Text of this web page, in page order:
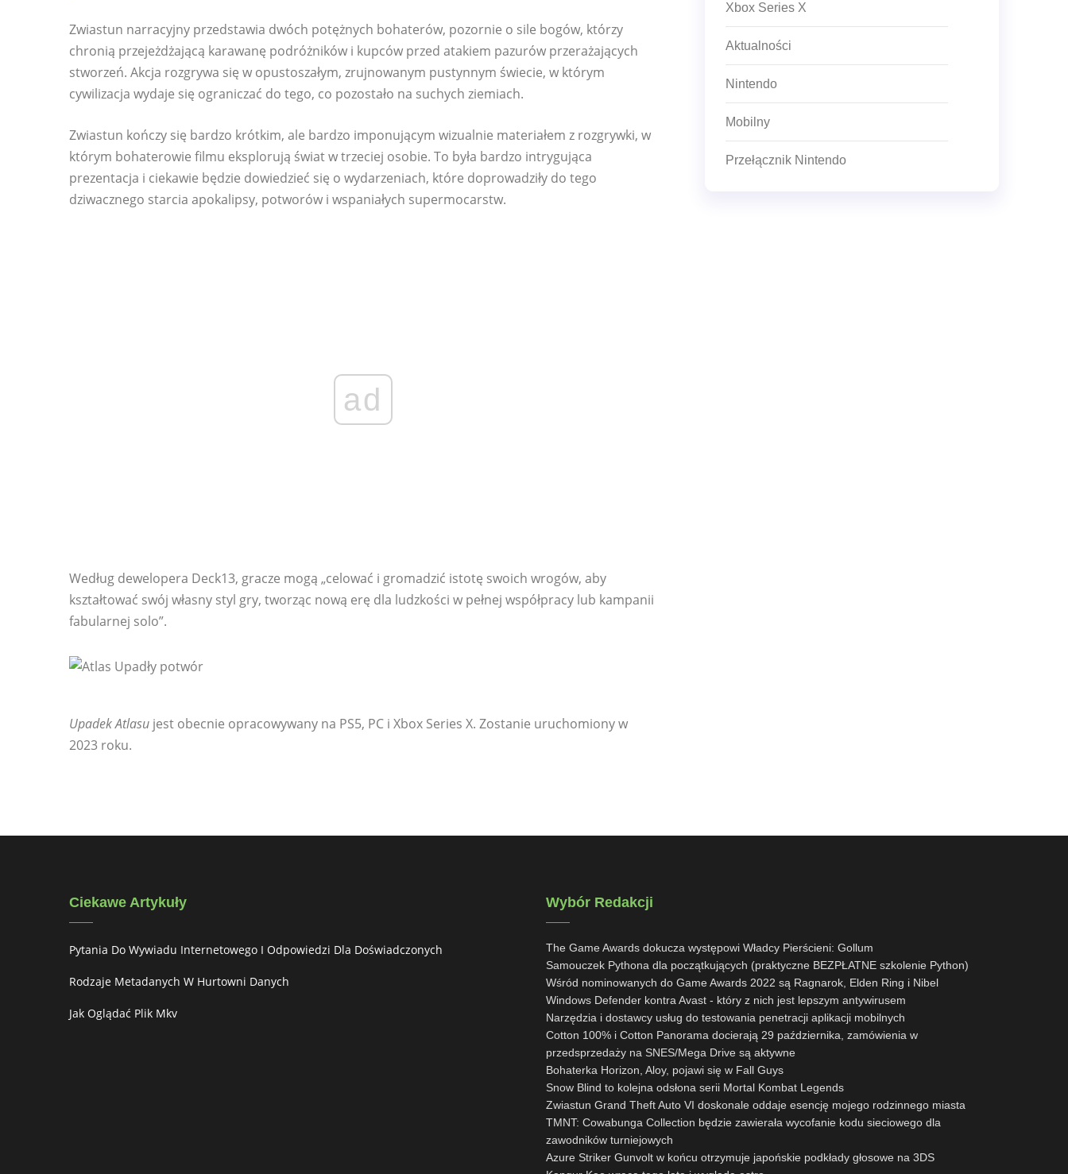
Zwiastun narracyjny przedstawia dwóch potężnych bohaterów, pozornie o sile bogów, którzy
chronią przejeżdżającą karawanę podróżników i kupców przed atakiem pazurów przerażających
stworzeń. Akcja rozgrywa się w opustoszałym, zrujnowanym pustynnym świecie, w którym
cywilizacja wydaje się ograniczać do tego, co pozostało na suchych ziemiach.
Zwiastun kończy się bardzo krótkim, ale bardzo imponującym wizualnie materiałem z rozgrywki, w
którym bohaterowie filmu eksplorują świat w trzeciej osobie. To była bardzo intrygująca
prezentacja i ciekawie będzie dowiedzieć się o wydarzeniach, które doprowadziły do ​​tego
dziwacznego starcia apokalipsy, potworów i wspaniałych supermocarstw.
ad
Według dewelopera Deck13, gracze mogą „celować i gromadzić istotę swoich wrogów, aby
kształtować swój własny styl gry, tworząc nową erę dla ludzkości w pełnej współpracy lub kampanii
fabularnej solo”.
Upadek Atlasu jest obecnie opracowywany na PS5, PC i Xbox Series X. Zostanie uruchomiony w
2023 roku.
Xbox Series X
Aktualności
Nintendo
Mobilny
Przełącznik Nintendo
Ciekawe Artykuły
Pytania Do Wywiadu Internetowego I Odpowiedzi Dla Doświadczonych
Rodzaje Metadanych W Hurtowni Danych
Jak Oglądać Plik Mkv
Wybór Redakcji
The Game Awards dokucza występowi Władcy Pierścieni: Gollum
Samouczek Pythona dla początkujących (praktyczne BEZPŁATNE szkolenie Python)
Wśród nominowanych do Game Awards 2022 są Ragnarok, Elden Ring i Nibel
Windows Defender kontra Avast - który z nich jest lepszym antywirusem
Narzędzia i dostawcy usług do testowania penetracji aplikacji mobilnych
Cotton 100% i Cotton Panorama docierają 29 października, zamówienia w
przedsprzedaży na SNES/Mega Drive są aktywne
Bohaterka Horizon, Aloy, pojawi się w Fall Guys
Snow Blind to kolejna odsłona serii Mortal Kombat Legends
Zwiastun Grand Theft Auto VI doskonale oddaje esencję mojego rodzinnego miasta
TMNT: Cowabunga Collection będzie zawierała wycofanie kodu sieciowego dla
zawodników turniejowych
Azure Striker Gunvolt w końcu otrzymuje japońskie podkłady głosowe na 3DS